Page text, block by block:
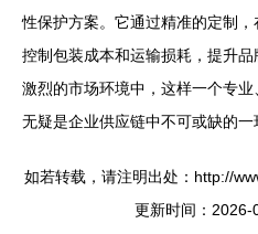
性保护方案。它通过精准的定制
控制包装成本和运输损耗，提升
激烈的市场环境中，这样一个专业
无疑是企业供应链中不可或缺的一
如若转载，请注明出处：http://
更新时间：